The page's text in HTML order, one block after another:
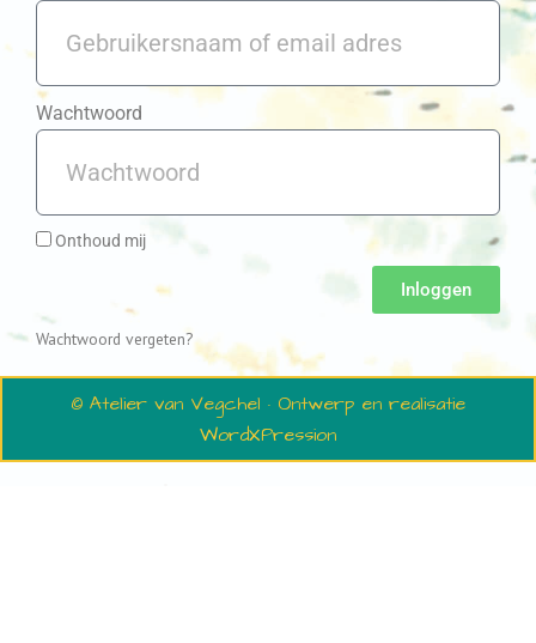
Wachtwoord
Onthoud mij
Inloggen
Wachtwoord vergeten?
© Atelier van Vegchel · Ontwerp en realisatie
WordXPression